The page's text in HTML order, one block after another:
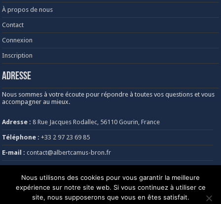
À propos de nous
Contact
Connexion
Inscription
Adresse
Nous sommes à votre écoute pour répondre à toutes vos questions et vous
accompagner au mieux.
Adresse : 8 Rue Jacques Rodallec, 56110 Gourin, France
Téléphone : +33 2 97 23 69 85
E-mail : contact@albertcamus-bron.fr
Heures d’ouverture :Lundi au vendredi, de 8h30 à 18h30
Nous utilisons des cookies pour vous garantir la meilleure
expérience sur notre site web. Si vous continuez à utiliser ce
site, nous supposerons que vous en êtes satisfait.